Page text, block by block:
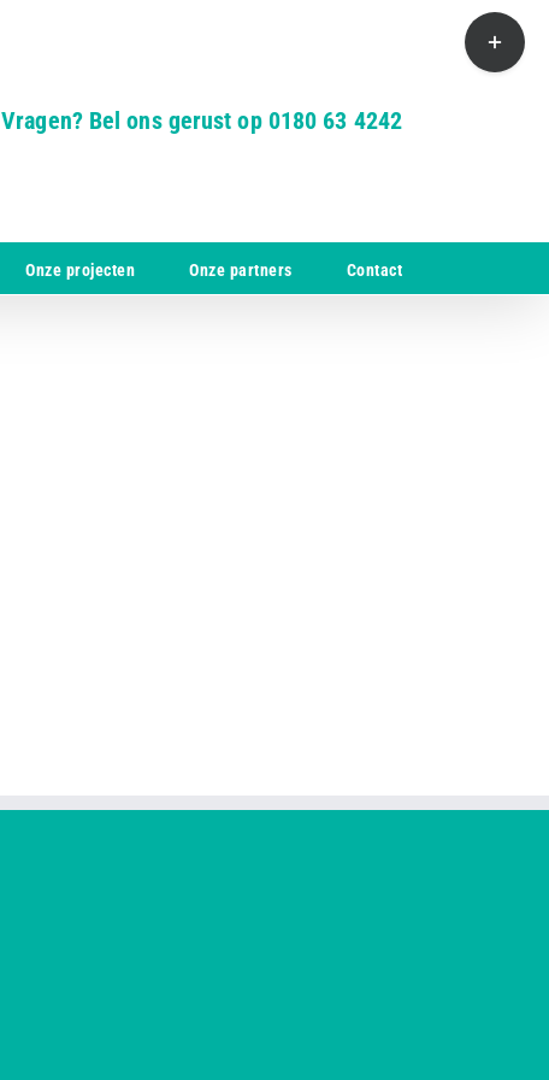
Vragen? Bel ons gerust op 0180 63 4242
Onze projecten Onze partners Contact
Toggle
Sliding
Bar